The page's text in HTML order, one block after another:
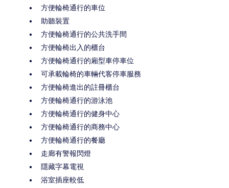
方便輪椅通行的車位
助聽裝置
方便輪椅通行的公共洗手間
方便輪椅出入的櫃台
方便輪椅通行的廂型車停車位
可承載輪椅的車輛代客停車服務
方便輪椅進出的註冊櫃台
方便輪椅通行的游泳池
方便輪椅通行的健身中心
方便輪椅通行的商務中心
方便輪椅通行的餐廳
走廊有警報閃燈
隱藏字幕電視
浴室插座較低